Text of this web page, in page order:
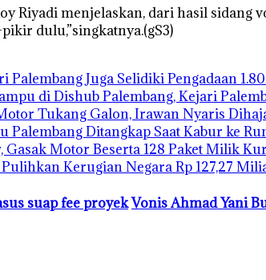
Riyadi menjelaskan, dari hasil
dulu,”singkatnya.(gS3)
Palembang Juga Selidiki Pengadaan
di Dishub Palembang, Kejari
Tukang Galon, Irawan Nyaris
Palembang Ditangkap Saat Kabur ke
Motor Beserta 128 Paket Milik
Kerugian Negara Rp 127,27
suap fee proyekVonis Ahmad Yani